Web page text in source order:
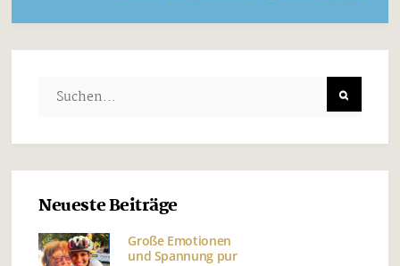
Neueste Beiträge
Große Emotionen
und Spannung pur